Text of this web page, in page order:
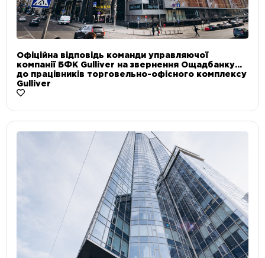
Офіційна відповідь команди управляючої
компанії БФК Gulliver на звернення Ощадбанку
до працівників торговельно-офісного комплексу
Gulliver